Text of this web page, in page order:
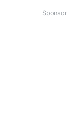
Sponsor